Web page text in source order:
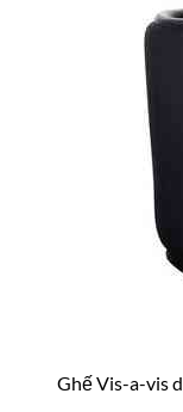
Ghế Vis-a-vis